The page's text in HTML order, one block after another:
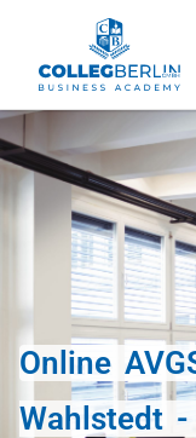
Online
Wahlstedt